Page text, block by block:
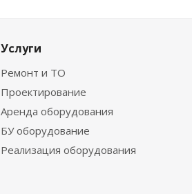
Услуги
Ремонт и ТО
Проектирование
Аренда оборудования
БУ оборудование
Реализация оборудования